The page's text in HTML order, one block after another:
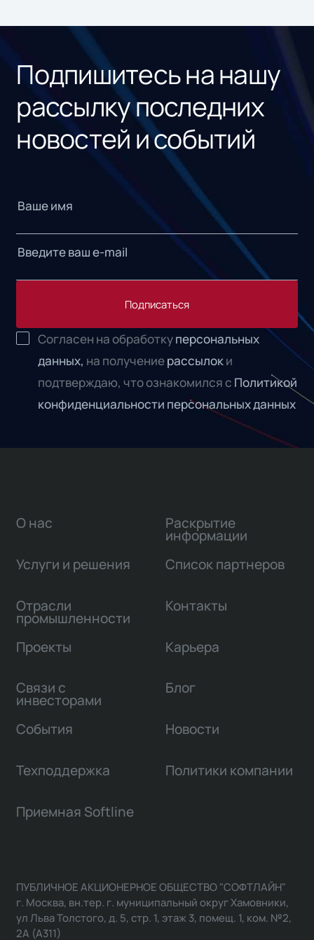
Подпишитесь на нашу
рассылку последних
новостей и событий
Подписаться
Согласен на обработкуперсональных
данных, на получениерассылоки
подтверждаю, что ознакомился с Политикой
конфиденциальности персональных данных
О нас
Услуги и решения
Отрасли
промышленности
Проекты
Связи с
инвесторами
Раскрытие
информации
Список партнеров
Контакты
Карьера
Блог
События Новости
Техподдержка Политики компании
Приемная Softline
ПУБЛИЧНОЕ АКЦИОНЕРНОЕ ОБЩЕСТВО "СОФТЛАЙН"
г. Москва, вн.тер. г. муниципальный округ Хамовники,
ул Льва Толстого, д. 5, стр. 1, этаж 3, помещ. 1, ком. №2,
2А (А311)